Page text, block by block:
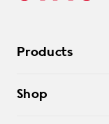
Products
サングラス
Shop